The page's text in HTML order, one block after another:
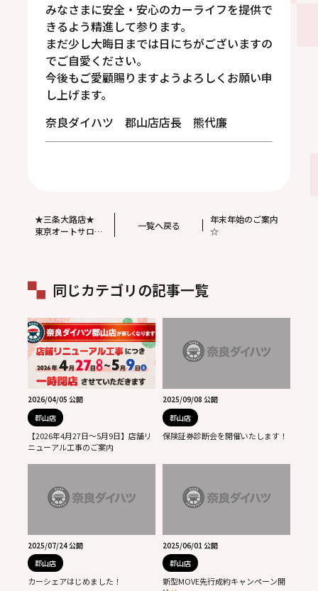
みなさまに安全・安心のカーライフを提供で
きるよう精進して参ります。
まだ少し大晦日までは日にちがございますの
でご自愛ください。
今後もご愛顧賜りますようよろしくお願い申
し上げます。
奈良ダイハツ 郡山店店長 熊代廉
★三条大路店★
東京オートサロ
一覧へ戻る
年末年始のご案内
☆
同じカテゴリの記事一覧
2026/04/05 公開
郡山店
【2026年4月27日～5月9日】店舗リ
ニューアル工事のご案内
2025/09/08 公開
郡山店
保険証券診断会を開催いたします！
2025/07/24 公開
郡山店
カーシェアはじめました！
2025/06/01 公開
郡山店
新型MOVE先行成約キャンペーン開